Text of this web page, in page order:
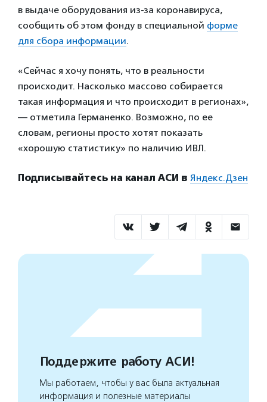
в выдаче оборудования из-за коронавируса,
сообщить об этом фонду в специальной форме
для сбора информации.
«Сейчас я хочу понять, что в реальности
происходит. Насколько массово собирается
такая информация и что происходит в регионах»,
— отметила Германенко. Возможно, по ее
словам, регионы просто хотят показать
«хорошую статистику» по наличию ИВЛ.
Подписывайтесь на канал АСИ в Яндекс.Дзен
Поддержите работу АСИ!
Мы работаем, чтобы у вас была актуальная
информация и полезные материалы